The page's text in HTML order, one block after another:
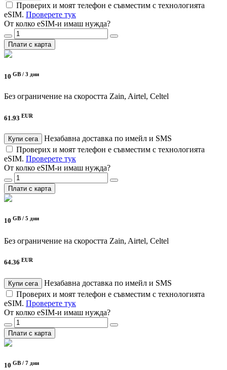
Проверих и моят телефон е съвместим с технологията
eSIM. Проверете тук
От колко eSIM-и имаш нужда?
Плати с карта
10 GB / 3 дни
Без ограничение на скоростта Zain, Airtel, Celtel
61.93 EUR
Купи сега
Незабавна доставка по имейл и SMS
Проверих и моят телефон е съвместим с технологията
eSIM. Проверете тук
От колко eSIM-и имаш нужда?
Плати с карта
10 GB / 5 дни
Без ограничение на скоростта Zain, Airtel, Celtel
64.36 EUR
Купи сега
Незабавна доставка по имейл и SMS
Проверих и моят телефон е съвместим с технологията
eSIM. Проверете тук
От колко eSIM-и имаш нужда?
Плати с карта
10 GB / 7 дни